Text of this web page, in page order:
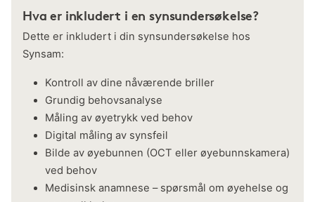
Hva er inkludert i en synsundersøkelse?
Dette er inkludert i din synsundersøkelse hos
Synsam:
Kontroll av dine nåværende briller
Grundig behovsanalyse
Måling av øyetrykk ved behov
Digital måling av synsfeil
Bilde av øyebunnen (OCT eller øyebunnskamera)
ved behov
Medisinsk anamnese – spørsmål om øyehelse og